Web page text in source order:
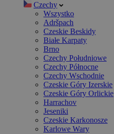
Czechy
Wszystko
Adršpach
Czeskie Beskidy
Białe Karpaty
Brno
Czechy Południowe
Czechy Północne
Czechy Wschodnie
Czeskie Góry Izerskie
Czeskie Góry Orlickie
Harrachov
Jeseniki
Czeskie Karkonosze
Karlowe Wary